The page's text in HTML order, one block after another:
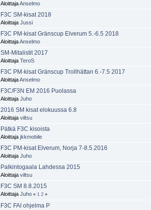
AloittajaAnselmo
F3C SM-kisat 2018
Aloittaja Jussi
F3C PM-kisat Gränscup Elverum 5.-6.5 2018
AloittajaAnselmo
SM-Mitalistit 2017
Aloittaja TeroS
F3C PM-kisat Gränscup Trollhättan 6.-7.5 2017
AloittajaAnselmo
F3C/F3N EM 2016 Puolassa
Aloittaja Juho
2016 SM kisat elokuussa 6.8
Aloittaja viltsu
Pätkä F3C kisoista
Aloittaja jkkmobile
F3C PM-kisat Elverum, Norja 7-8.5.2016
Aloittaja Juho
Palkintogaala Lahdessa 2015
Aloittaja viltsu
F3C SM 8.8.2015
Aloittaja Juho « 1 2 »
F3C FAI ohjelma P